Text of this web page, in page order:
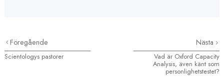
Föregående
Scientologys pastorer
Nästa
Vad är Oxford Capacity
Analysis, även känt som
personlighetstestet?